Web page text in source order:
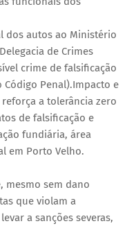
dos autos ao Ministério
de Crimes
crime de falsificação
Penal).Impacto e
a tolerância zero
de falsificação e
fundiária, área
em Porto Velho.
mesmo sem dano
que violam a
a sanções severas,